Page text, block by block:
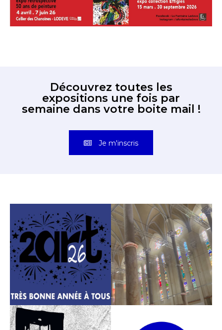
Découvrez toutes les
expositions une fois par
semaine dans votre boite mail !
Je m'inscris